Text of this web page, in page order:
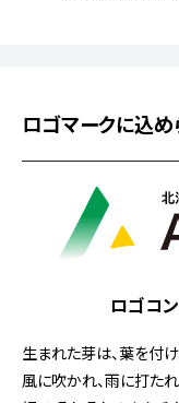
ロゴマークに込
ロゴコ
生まれた芽は、葉を付
風に吹かれ、雨に打た